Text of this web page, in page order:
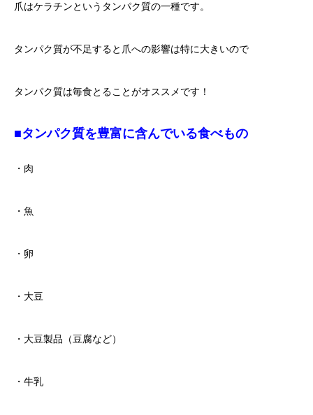
爪はケラチンというタンパク質の一種です。
タンパク質が不足すると爪への影響は特に大きいので
タンパク質は毎食とることがオススメです！
■タンパク質を豊富に含んでいる食べもの
・肉
・魚
・卵
・大豆
・大豆製品（豆腐など）
・牛乳